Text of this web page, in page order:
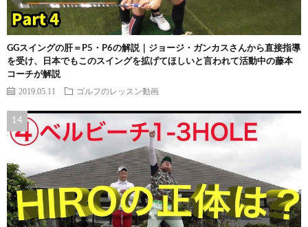
GGスイングの肝＝P5・P6の解説｜ジョージ・ガンカスさんから直接指導
を受け、日本でもこのスイングを拡げてほしいと言われて活動中の藤本
コーチが解説
2019.05.11 ゴルフのレッスン動画